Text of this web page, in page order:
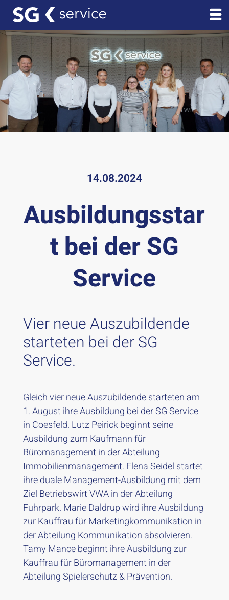
14.08.2024
Ausbildungsstar
t bei der SG
Service
Vier neue Auszubildende
starteten bei der SG
Service.
​Gleich vier neue Auszubildende starteten am
1. August ihre Ausbildung bei der SG Service
in Coesfeld. Lutz Peirick beginnt seine
Ausbildung zum Kaufmann für
Büromanagement in der Abteilung
Immobilienmanagement. Elena Seidel startet
ihre duale Management-Ausbildung mit dem
Ziel Betriebswirt VWA in der Abteilung
Fuhrpark. Marie Daldrup wird​ ihre Ausbildung
zur Kauffrau für Marketingkommunikation in
der Abteilung Kommunikation absolvieren.
Tamy Mance beginnt ihre Ausbi​ldung zur
Kauffrau für Büromanagement in der
Abteilung Spielerschutz & Prävention.